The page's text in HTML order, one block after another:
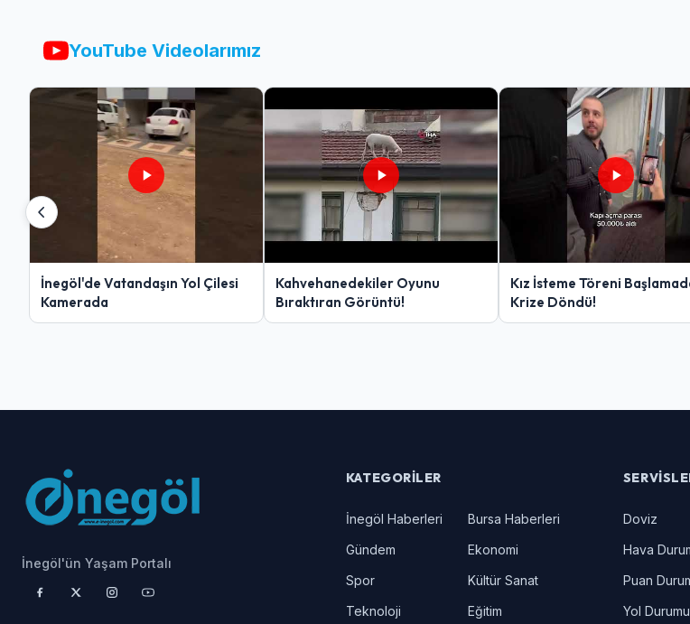
YouTube Videolarımız
İnegöl'de Vatandaşın Yol Çilesi
Kamerada
Kahvehanedekiler Oyunu
Bıraktıran Görüntü!
Kız İsteme Töreni
Krize Döndü!
İnegöl'ün Yaşam Portalı
KATEGORILER
İnegöl Haberleri
Bursa Haberleri
Gündem
Ekonomi
Spor
Kültür Sanat
Teknoloji
Eğitim
Doviz
Hava
Puan
Yol Durumu